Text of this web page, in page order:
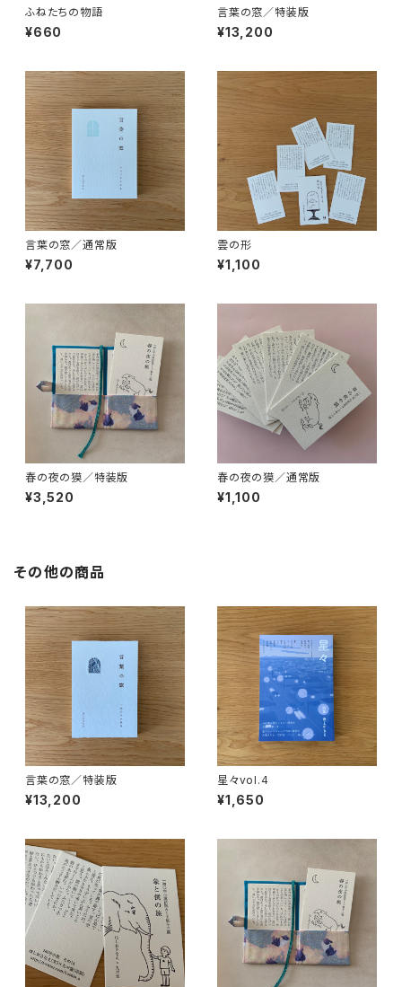
ふねたちの物語
¥660
言葉の窓／特装版
¥13,200
言葉の窓／通常版
¥7,700
雲の形
¥1,100
春の夜の獏／特装版
¥3,520
春の夜の獏／通常版
¥1,100
その他の商品
言葉の窓／特装版
¥13,200
星々vol.4
¥1,650